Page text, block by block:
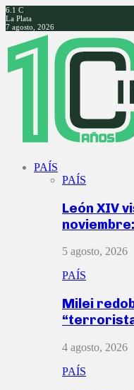
6.1 C
La Plata
7 agosto, 2026
Facebook
Twitter
Instagram
Youtube
PAÍS
PAÍS
León XIV
5 agosto, 2026
PAÍS
Milei
4 agosto, 2026
PAÍS